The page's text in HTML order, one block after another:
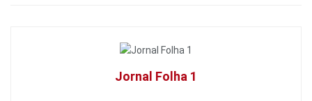
Jornal Folha 1